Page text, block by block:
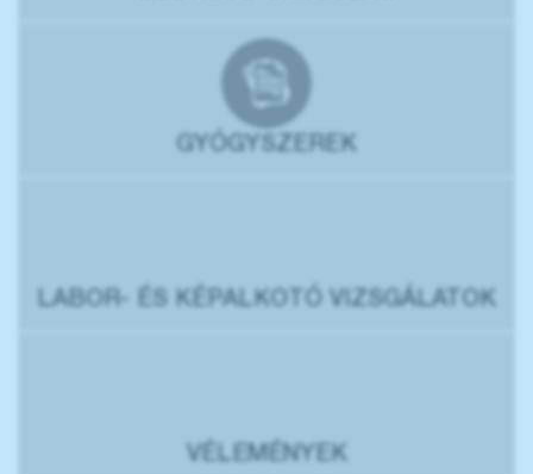
GYÓGYSZEREK
LABOR- ÉS KÉPALKOTÓ VIZSGÁLATOK
VÉLEMÉNYEK